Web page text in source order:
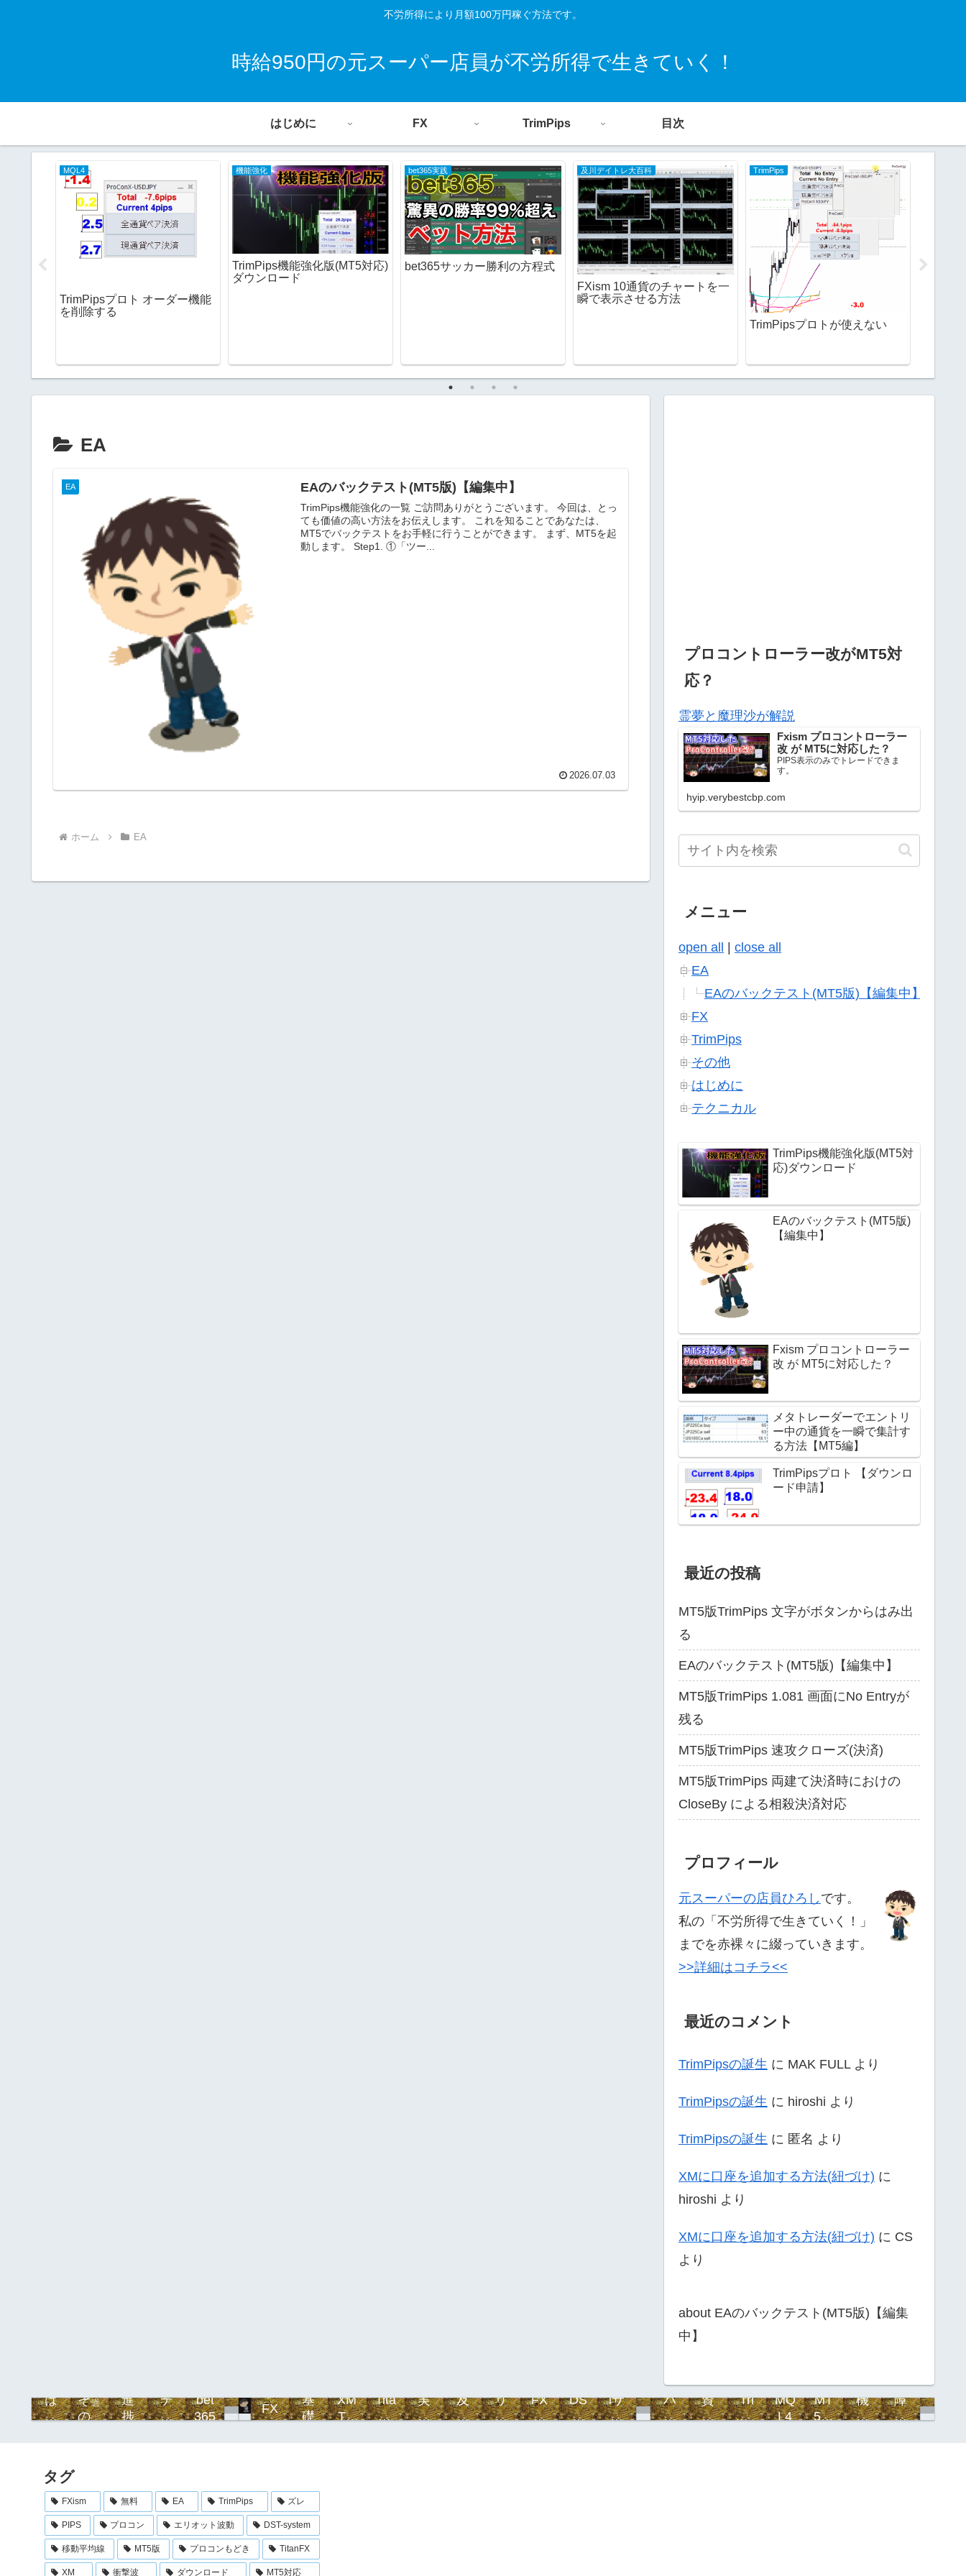
不労所得により月額100万円稼ぐ方法です。
時給950円の元スーパー店員が不労所得で生きていく！
はじめに FX TrimPips 目次
MQL4
TrimPipsプロト オーダー機能
を削除する
機能強化
TrimPips機能強化版(MT5対応)
ダウンロード
bet365実践
bet365サッカー勝利の方程式
及川デイトレ大百科
FXism 10通貨のチャートを一
瞬で表示させる方法
TrimPips
TrimPipsプロトが使えない
EA
EA EAのバックテスト(MT5版)【編集中】
TrimPips機能強化の一覧 ご訪問ありがとうございます。 今回は、とっ
ても価値の高い方法をお伝えします。 これを知ることであなたは、
MT5でバックテストをお手軽に行うことができます。 まず、MT5を起
動します。 Step1. ①「ツー...
2026.07.03
ホーム EA
プロコントローラー改がMT5対
応？
霊夢と魔理沙が解説
Fxism プロコントローラー
改 が MT5に対応した？
PIPS表示のみでトレードできま
す。
hyip.verybestcbp.com
メニュー
open all | close all
EA
EAのバックテスト(MT5版)【編集中】
FX
TrimPips
その他
はじめに
テクニカル
TrimPips機能強化版(MT5対
応)ダウンロード
EAのバックテスト(MT5版)
【編集中】
Fxism プロコントローラー
改 が MT5に対応した？
メタトレーダーでエントリ
ー中の通貨を一瞬で集計す
る方法【MT5編】
TrimPipsプロト 【ダウンロ
ード申請】
最近の投稿
MT5版TrimPips 文字がボタンからはみ出
る
EAのバックテスト(MT5版)【編集中】
MT5版TrimPips 1.081 画面にNo Entryが
残る
MT5版TrimPips 速攻クローズ(決済)
MT5版TrimPips 両建て決済時におけの
CloseBy による相殺決済対応
プロフィール
元スーパーの店員ひろし です。
私の「不労所得で生きていく！」
までを赤裸々に綴っていきます。
>>詳細はコチラ<<
最近のコメント
TrimPipsの誕生 に MAK FULLより
TrimPipsの誕生 に hiroshi より
TrimPipsの誕生 に 匿名 より
XMに口座を追加する方法(紐づけ) に
hiroshi より
XMに口座を追加する方法(紐づけ) に CS
より
about EAのバックテスト(MT5版)【編集
中】
は
じ
そ
の
過
去
記
進
捗
テ
ク
bet
365
b
e
3
メ
イ
ン
コ
ン
プ
ロ
ィ
FX
基
礎
XM
Tra
Tita
nF
実
践
及
川
リ
オ
FX
自
DS
T-
iサ
イ
i
サ
ク
ハ
イ
資
金
Tri
mPi
MQ
L4
MT
5対
機
能
障
害
目
次
タグ
FXism 無料 EA TrimPips ズレ
PIPS プロコン エリオット波動 DST-system
移動平均線 MT5版 プロコンもどき TitanFX
XM 衝撃波 ダウンロード MT5対応